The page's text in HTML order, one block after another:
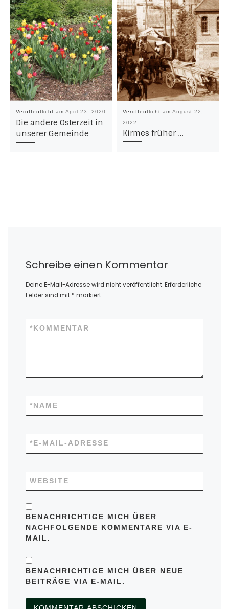
Veröffentlicht am April 23, 2020
Die andere Osterzeit in
unserer Gemeinde
Veröffentlicht am August 22,
2022
Kirmes früher …
Schreibe einen Kommentar
Deine E-Mail-Adresse wird nicht veröffentlicht.Erforderliche
Felder sind mit * markiert
KOMMENTAR
*
NAME
*
E-MAIL-ADRESSE
*
WEBSITE
BENACHRICHTIGE MICH ÜBER
NACHFOLGENDE KOMMENTARE VIA E-
MAIL.
BENACHRICHTIGE MICH ÜBER NEUE
BEITRÄGE VIA E-MAIL.